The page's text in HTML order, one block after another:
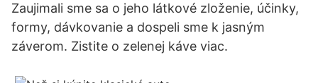
Zaujimali sme sa o jeho látkové zloženie, účinky,
formy, dávkovanie a dospeli sme k jasným
záverom. Zistite o zelenej káve viac.